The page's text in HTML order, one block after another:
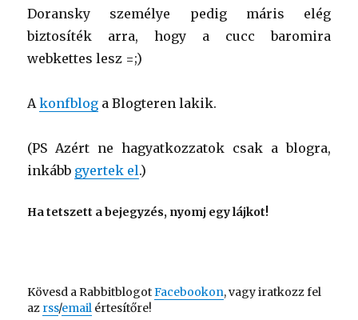
Doransky személye pedig máris elég
biztosíték arra, hogy a cucc baromira
webkettes lesz =;)
Akonfblog a Blogteren lakik.
(PS Azért ne hagyatkozzatok csak a blogra,
inkább gyertek el.)
Ha tetszett a bejegyzés, nyomj egy lájkot!
Kövesd a RabbitblogotFacebookon, vagy iratkozz fel
az rss/email értesítőre!